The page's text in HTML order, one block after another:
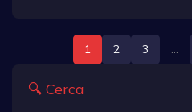
1 2 3
🔍 Cerca